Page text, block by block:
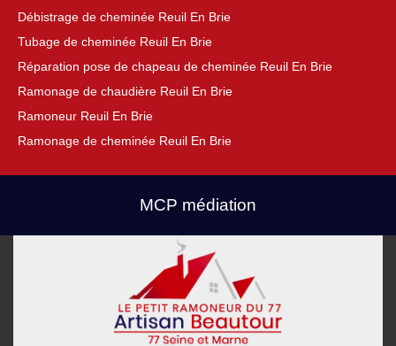
Débistrage de cheminée Reuil En Brie
Tubage de cheminée Reuil En Brie
Réparation pose de chapeau de cheminée Reuil En Brie
Ramonage de chaudière Reuil En Brie
Ramoneur Reuil En Brie
Ramonage de cheminée Reuil En Brie
MCP médiation